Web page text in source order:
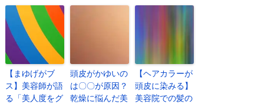
【まゆげがブ
ス】美容師が語
る「美人度をグ
頭皮がかゆいの
は〇〇が原因？
乾燥に悩んだ美
【ヘアカラーが
頭皮に染みる】
美容院での髪の